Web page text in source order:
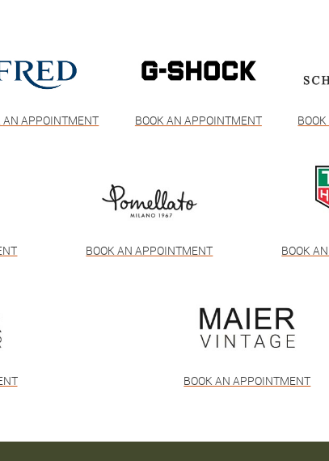
AN APPOINTMENT BOOK AN APPOINTMENT
BOOK AN APPOINTMENT BOOK
BOOK AN APPOINTMENT